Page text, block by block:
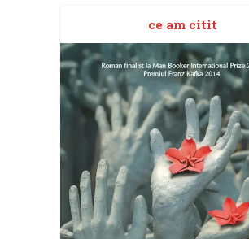
ce am citit